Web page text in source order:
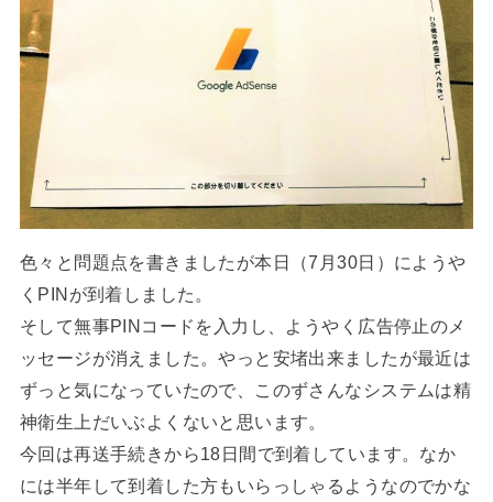
色々と問題点を書きましたが本日（7月30日）にようや
くPINが到着しました。
そして無事PINコードを入力し、ようやく広告停止のメ
ッセージが消えました。やっと安堵出来ましたが最近は
ずっと気になっていたので、このずさんなシステムは精
神衛生上だいぶよくないと思います。
今回は再送手続きから18日間で到着しています。なか
には半年して到着した方もいらっしゃるようなのでかな